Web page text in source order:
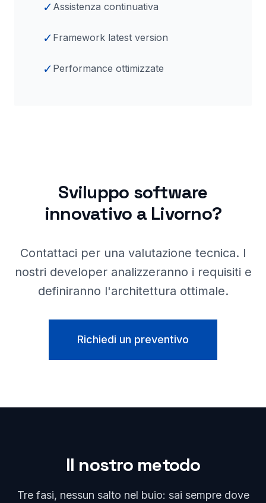
✓ Assistenza continuativa
✓ Framework latest version
✓ Performance ottimizzate
Sviluppo software
innovativo a Livorno?
Contattaci per una valutazione tecnica. I
nostri developer analizzeranno i requisiti e
definiranno l'architettura ottimale.
Richiedi un preventivo
Il nostro metodo
Tre fasi, nessun salto nel buio: sai sempre dove